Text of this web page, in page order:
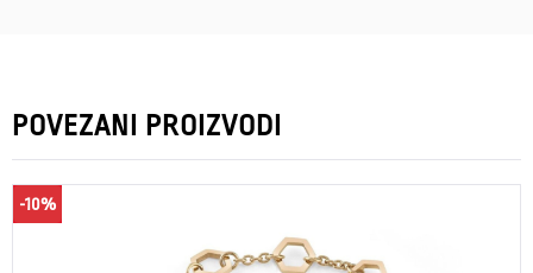
POVEZANI PROIZVODI
-10%